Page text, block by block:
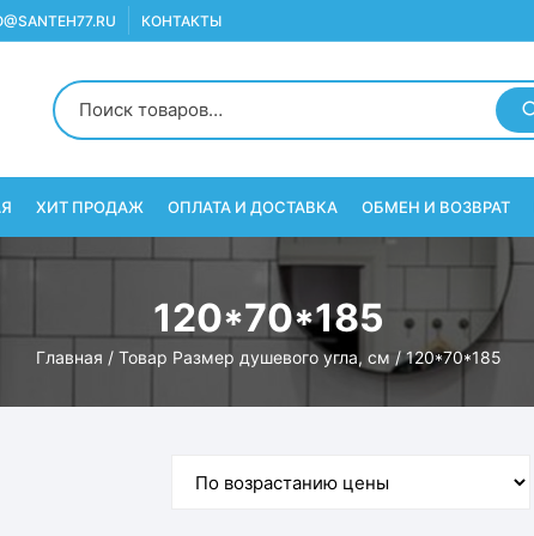
КОНТАКТЫ
ХИТ ПРОДАЖ ОПЛАТА И ДОСТАВКА ОБМЕН И ВОЗВРАТ
120*70*185
Главная / Товар Размер душевого угла, см / 120*70*185